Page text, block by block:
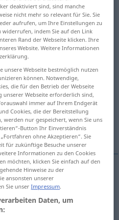
anklicken/antippen)
Objektiv
Sehkeil
deaktiviert sind, sind manche
nicht mehr so relevant für Sie. Sie
aufrufen, um Ihre Einstellungen zu
indem Sie auf den Link
Rand der Webseite klicken. Ihre
Website. Weitere Informationen
unsere Webseite bestmöglich nutzen
können. Notwendige,
die für den Betrieb der Webseite
unserer Webseite erforderlich sind,
immer auf Ihrem Endgerät
Cookies, die der Bereitstellung
werden nur gespeichert, wenn Sie uns
Button Ihr Einverständnis
ohne Akzeptieren“. Sie
für zukünftige Besuche unserer
Informationen zu den Cookies
möchten, klicken Sie einfach auf den
Hinweise zu der
ansonsten unserer
Sie unserImpressum.
Daten, um